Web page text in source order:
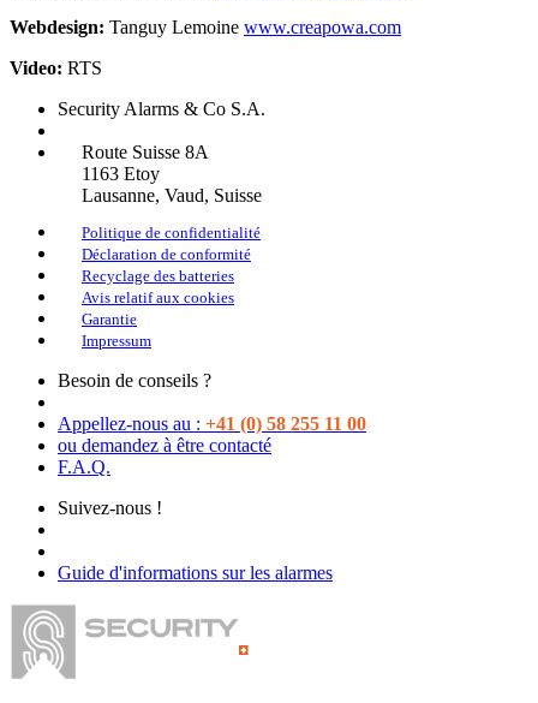
Webdesign: Tanguy Lemoine www.creapowa.com
Video: RTS
Security Alarms & Co S.A.
Route Suisse 8A
1163 Etoy
Lausanne, Vaud, Suisse
Politique de confidentialité
Déclaration de conformité
Recyclage des batteries
Avis relatif aux cookies
Garantie
Impressum
Besoin de conseils ?
Appellez-nous au : +41 (0) 58 255 11 00
ou demandez à être contacté
F.A.Q.
Suivez-nous !
Guide d'informations sur les alarmes